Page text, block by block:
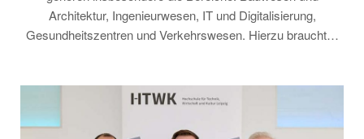
Architektur, Ingenieurwesen, IT und Digitalisierung,
Gesundheitszentren und Verkehrswesen. Hierzu braucht…